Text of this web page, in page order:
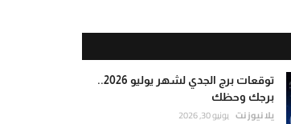
توقعات برج الجدي لشهر يوليو 2026..
برجك وحظك
يلا نيوز نت يونيو 30, 2026